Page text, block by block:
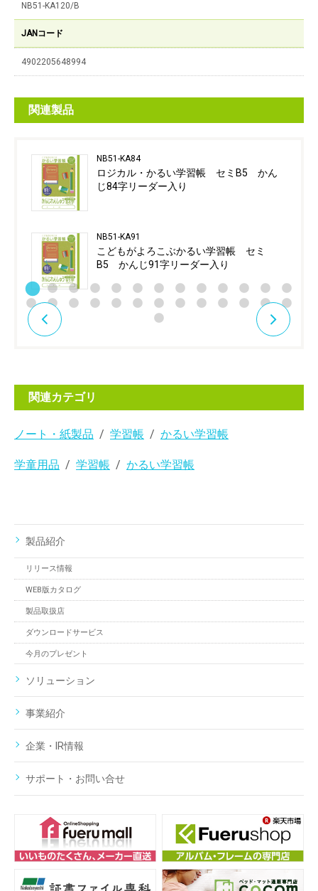
NB51-KA120/B
JANコード
4902205648994
関連製品
NB51-KA84
ロジカル・かるい学習帳 セミB5 かん
じ84字リーダー入り
NB51-KA91
こどもがよろこぶかるい学習帳 セミ
B5 かんじ91字リーダー入り
関連カテゴリ
ノート・紙製品 学習帳 かるい学習帳
学童用品 学習帳 かるい学習帳
製品紹介
リリース情報
WEB版カタログ
製品取扱店
ダウンロードサービス
今月のプレゼント
ソリューション
事業紹介
企業・IR情報
サポート・お問い合せ